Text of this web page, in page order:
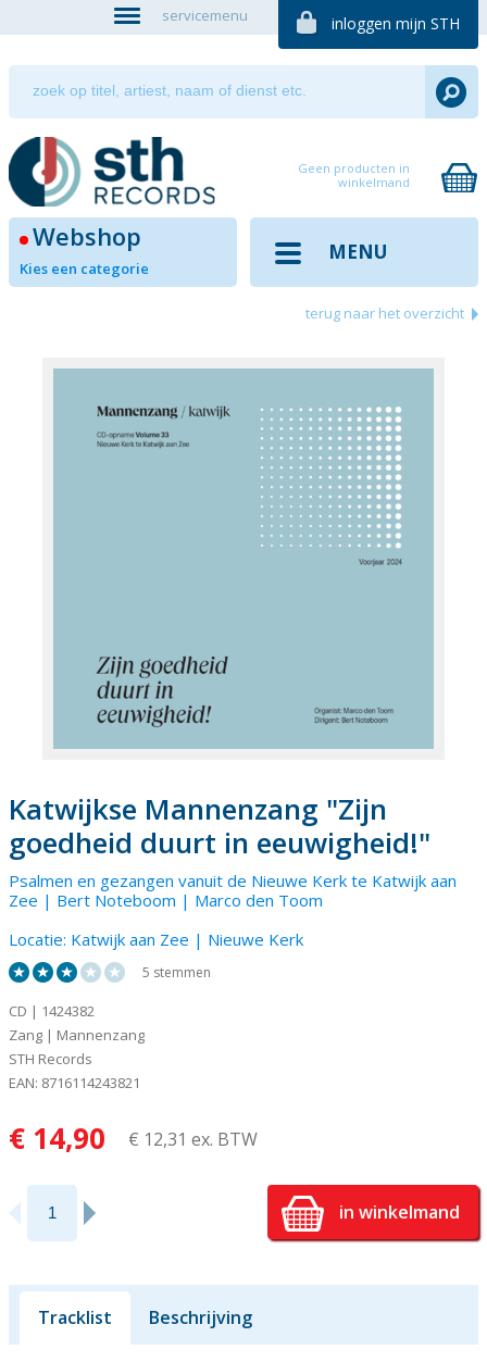
servicemenu inloggen mijn STH
Geen producten in
winkelmand
Webshop
Kies een categorie
MENU
terug naar het overzicht
Katwijkse Mannenzang "Zijn
goedheid duurt in eeuwigheid!"
Psalmen en gezangen vanuit de Nieuwe Kerk te Katwijk aan
Zee | Bert Noteboom | Marco den Toom
Locatie: Katwijk aan Zee | Nieuwe Kerk
5 stemmen
CD | 1424382
Zang | Mannenzang
STH Records
EAN: 8716114243821
€ 14,90 € 12,31 ex. BTW
in winkelmand
Tracklist Beschrijving